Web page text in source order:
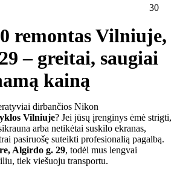
30
remontas Vilniuje,
– greitai, saugiai
kainą
dirbančios Nikon
Vilniuje? Jei jūsų įrenginys ėmė strigti,
arba netikėtai suskilo ekranas,
pasiruošę suteikti profesionalią pagalbą.
Algirdo g. 29, todėl mus lengvai
tiek viešuoju transportu.